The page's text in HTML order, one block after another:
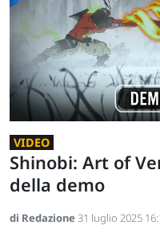
VIDEO
Shinobi: Art of
della demo
di Redazione31 luglio 2025